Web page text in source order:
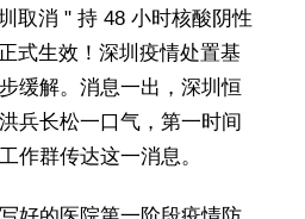
取消 " 持 48 小时核酸阴性
式生效！深圳疫情处置基
缓解。消息一出，深圳恒
兵长松一口气，第一时间
作群传达这一消息。